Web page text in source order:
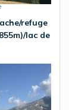
refuge
lac de